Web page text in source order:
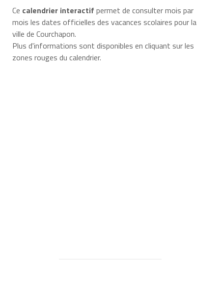
Ce calendrier interactif permet de consulter mois par
mois les dates officielles des vacances scolaires pour la
ville de Courchapon.
Plus d'informations sont disponibles en cliquant sur les
zones rouges du calendrier.